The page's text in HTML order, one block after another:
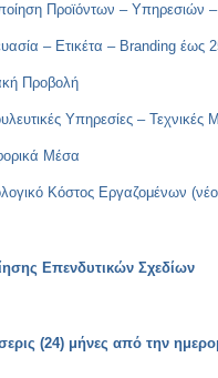
Προϊόντων – Υπηρεσιών
– Ετικέτα – Branding έως
Προβολή
Υπηρεσίες – Τεχνικές
Μέσα
Κόστος Εργαζομένων
Επενδυτικών Σχεδίων
(24) μήνες από την